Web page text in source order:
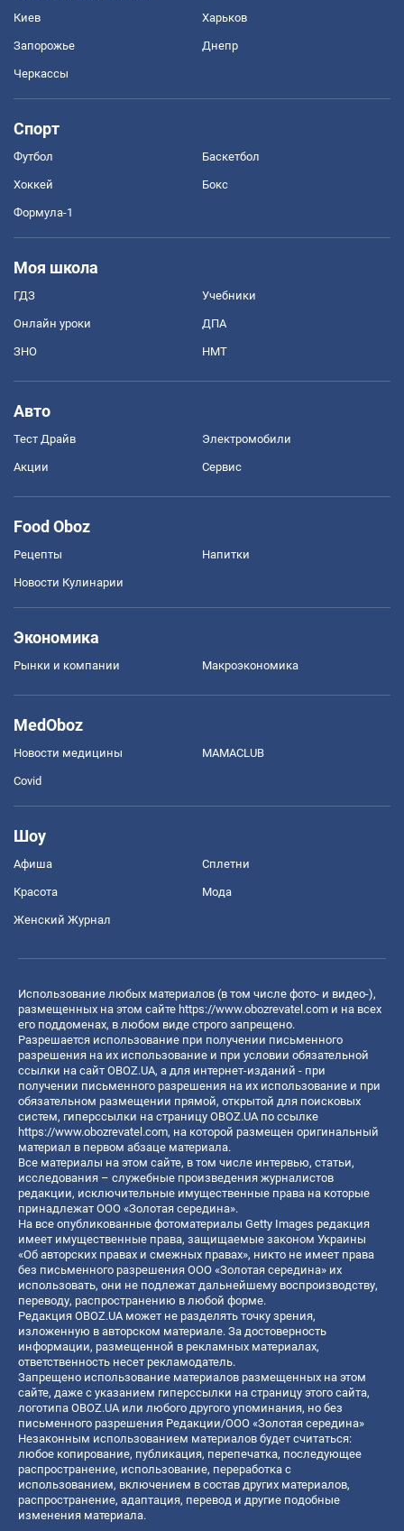
Киев Харьков
Запорожье Днепр
Черкассы
Спорт
Футбол Баскетбол
Хоккей Бокс
Формула-1
Моя школа
ГДЗ Учебники
Онлайн уроки ДПА
ЗНО НМТ
Авто
Тест Драйв Электромобили
Акции Сервис
Food Oboz
Рецепты Напитки
Новости Кулинарии
Экономика
Рынки и компании Mакроэкономика
MedOboz
Новости медицины MAMACLUB
Covid
Шоу
Афиша Сплетни
Красота Мода
Женский Журнал
Использование любых материалов (в том числе фото- и видео-),
размещенных на этом сайте https://www.obozrevatel.com и на всех
его поддоменах, в любом виде строго запрещено.
Разрешается использование при получении письменного
разрешения на их использование и при условии обязательной
ссылки на сайт OBOZ.UA, а для интернет-изданий - при
получении письменного разрешения на их использование и при
обязательном размещении прямой, открытой для поисковых
систем, гиперссылки на страницу OBOZ.UA по ссылке
https://www.obozrevatel.com, на которой размещен оригинальный
материал в первом абзаце материала.
Все материалы на этом сайте, в том числе интервью, статьи,
исследования – служебные произведения журналистов
редакции, исключительные имущественные права на которые
принадлежат ООО «Золотая середина».
На все опубликованные фотоматериалы Getty Images редакция
имеет имущественные права, защищаемые законом Украины
«Об авторских правах и смежных правах», никто не имеет права
без письменного разрешения ООО «Золотая середина» их
использовать, они не подлежат дальнейшему воспроизводству,
переводу, распространению в любой форме.
Редакция OBOZ.UA может не разделять точку зрения,
изложенную в авторском материале. За достоверность
информации, размещенной в рекламных материалах,
ответственность несет рекламодатель.
Запрещено использование материалов размещенных на этом
сайте, даже с указанием гиперссылки на страницу этого сайта,
логотипа OBOZ.UA или любого другого упоминания, но без
письменного разрешения Редакции/ООО «Золотая середина»
Незаконным использованием материалов будет считаться:
любое копирование, публикация, перепечатка, последующее
распространение, использование, переработка с
использованием, включением в состав других материалов,
распространение, адаптация, перевод и другие подобные
изменения материала.